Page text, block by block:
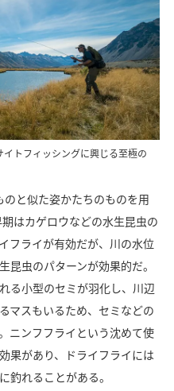
トフィッシングに興じる至極の
と似た姿かたちのものを用
はカゲロウなどの水生昆虫の
フライが有効だが、川の水位
昆虫のパターンが効果的だ。
る小型のセミが羽化し、川辺
マスもいるため、セミなどの
ニンフフライという沈めて使
果があり、ドライフライには
釣れることがある。